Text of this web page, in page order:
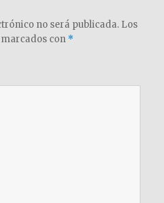
no será publicada. Los
con *